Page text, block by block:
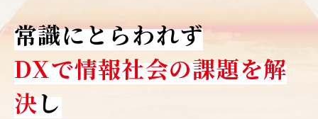
常識にとらわれず
DXで情報社会の課題を解
決し